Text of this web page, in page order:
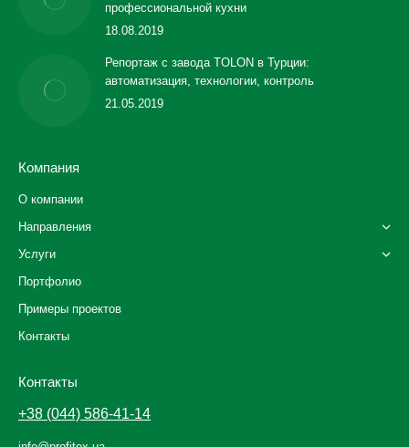
профессиональной кухни
18.08.2019
Репортаж с завода TOLON в Турции:
автоматизация, технологии, контроль
21.05.2019
Компания
О компании
Направления
Услуги
Портфолио
Примеры проектов
Контакты
Контакты
+38 (044) 586-41-14